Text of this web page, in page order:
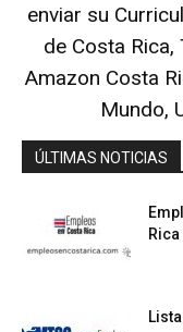
enviar su
de Costa Rica,
Amazon Costa
Mundo,
ÚLTIMAS NOTICIAS
Rica